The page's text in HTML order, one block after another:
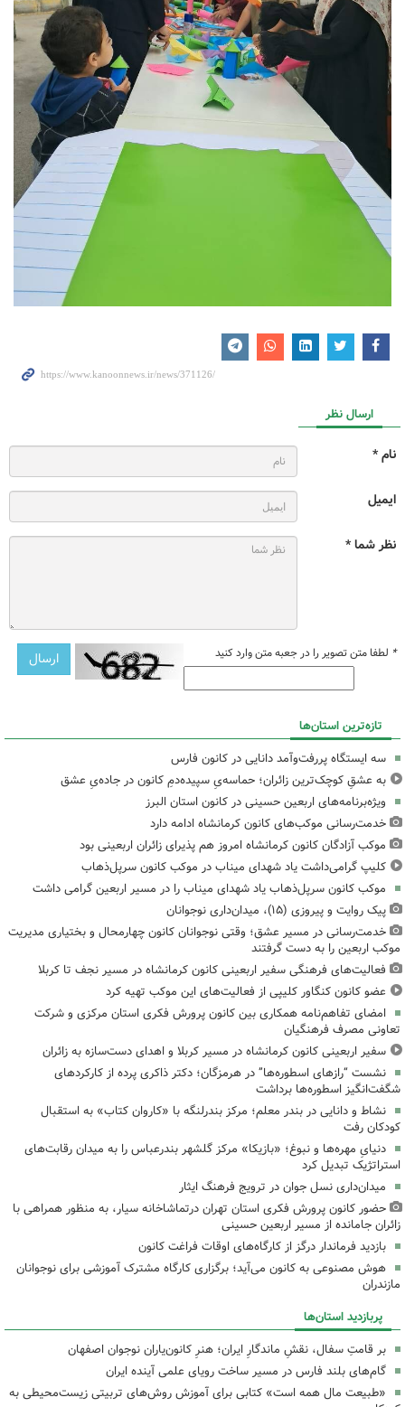
ارسال نظر
نام *
ایمیل
نظر شما *
* لطفا متن تصویر را در جعبه متن وارد کنید
تازه‌ترین استان‌ها
سه ایستگاه پررفت‌وآمد دانایی در کانون فارس
به عشقِ کوچک‌ترین زائران؛ حماسه‌یِ سپیده‌دمِ کانون در جاده‌یِ عشق
ویژه‌برنامه‌های اربعین حسینی در کانون استان البرز
خدمت‌رسانی موکب‌های کانون کرمانشاه ادامه دارد
موکب آزادگان کانون کرمانشاه امروز هم پذیرای زائران اربعینی بود
کلیپ گرامی‌داشت یاد شهدای میناب در موکب کانون سرپل‌ذهاب
موکب کانون سرپل‌ذهاب یاد شهدای میناب را در مسیر اربعین گرامی داشت
پیک روایت و پیروزی (۱۵)، میدان‌داری نوجوانان
خدمت‌رسانی در مسیر عشق؛ وقتی نوجوانان کانون چهارمحال و بختیاری مدیریت
موکب اربعین را به دست گرفتند
فعالیت‌های فرهنگی سفیر اربعینی کانون کرمانشاه در مسیر نجف تا کربلا
عضو کانون کنگاور کلیپی از فعالیت‌های این موکب تهیه کرد
امضای تفاهم‌نامه همکاری بین کانون پرورش فکری استان مرکزی و شرکت
تعاونی مصرف فرهنگیان
سفیر اربعینی کانون کرمانشاه در مسیر کربلا و اهدای دست‌سازه به زائران
نشست “رازهای اسطوره‌ها” در هرمزگان؛ دکتر ذاکری پرده از کارکردهای
شگفت‌انگیز اسطوره‌ها برداشت
نشاط و دانایی در بندر معلم؛ مرکز بندرلنگه با «کاروان کتاب» به استقبال
کودکان رفت
دنیایِ مهره‌ها و نبوغ؛ «بازیکا» مرکز گلشهر بندرعباس را به میدان رقابت‌های
استراتژیک تبدیل کرد
میدان‌داری نسل جوان در ترویج فرهنگ ایثار
حضور کانون پرورش فکری استان تهران درتماشاخانه سیار، به منظور همراهی با
زائران جامانده از مسیر اربعین حسینی
بازدید فرماندار درگز از کارگاه‌های اوقات فراغت کانون
هوش مصنوعی به کانون می‌آید؛ برگزاری کارگاه مشترک آموزشی برای نوجوانان
مازندران
پربازدید استان‌ها
بر قامتِ سفال، نقشِ ماندگارِ ایران؛ هنرِ کانون‌یاران نوجوان اصفهان
گام‌های بلند فارس در مسیر ساخت رویای علمی آینده ایران
«طبیعت مال همه است» کتابی برای آموزش روش‌های تربیتی زیست‌محیطی به